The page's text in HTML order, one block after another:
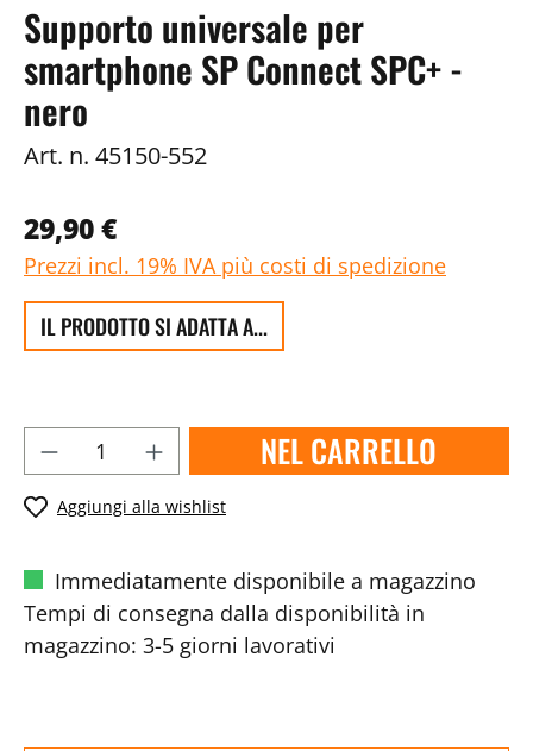
Supporto universale per
smartphone SP Connect SPC+ -
nero
Art. n. 45150-552
29,90 €
Prezzi incl. 19% IVA più costi di spedizione
IL PRODOTTO SI ADATTA A...
NEL CARRELLO
Aggiungi alla wishlist
Immediatamente disponibile a magazzino
Tempi di consegna dalla disponibilità in
magazzino: 3-5 giorni lavorativi